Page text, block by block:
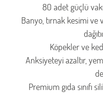
80 adet güçlü
Banyo, tırnak kesimi
Köpekler ve
Anksiyeteyi azaltır,
Premium gıda sınıfı